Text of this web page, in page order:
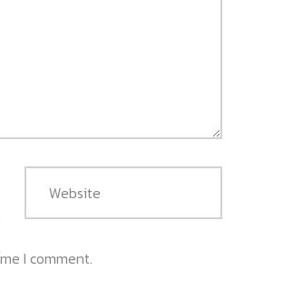
I comment.